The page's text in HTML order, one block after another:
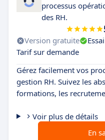
processus
des RH.
Version gratuite
Tarif sur demande
Gérez facilement vos
gestion RH. Suivez les
formations, les
Voir plus de détails
En